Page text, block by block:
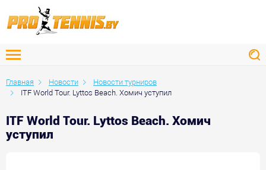
Главная Новости
Новости турниров
ITF World Tour. Lyttos Beach. Хомич уступил
ITF World Tour. Lyttos Beach. Хомич
уступил